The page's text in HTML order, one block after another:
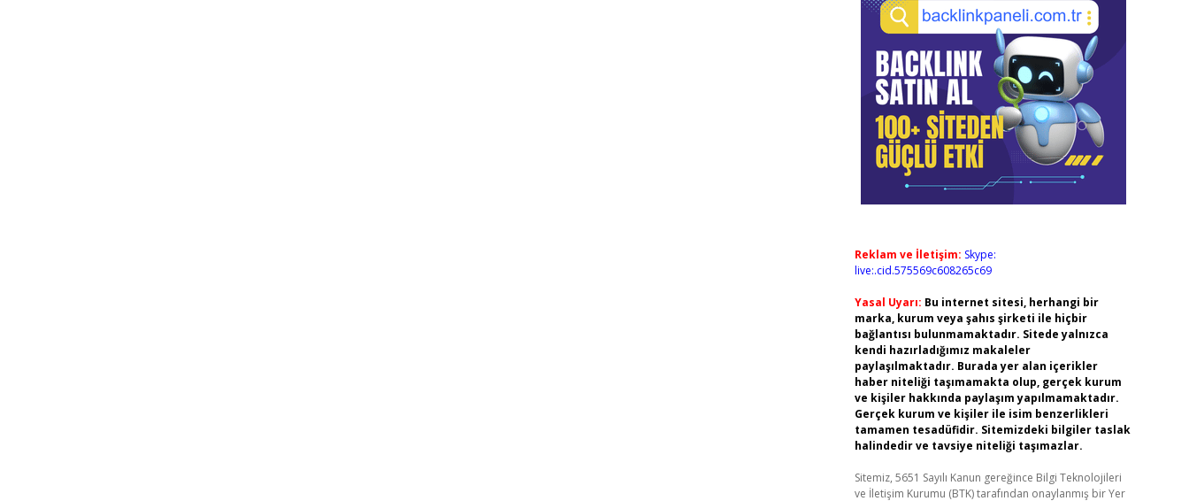
Reklam ve İletişim: Skype:
live:.cid.575569c608265c69
Yasal Uyarı: Bu internet sitesi, herhangi bir
marka, kurum veya şahıs şirketi ile hiçbir
bağlantısı bulunmamaktadır. Sitede yalnızca
kendi hazırladığımız makaleler
paylaşılmaktadır. Burada yer alan içerikler
haber niteliği taşımamakta olup, gerçek kurum
ve kişiler hakkında paylaşım yapılmamaktadır.
Gerçek kurum ve kişiler ile isim benzerlikleri
tamamen tesadüfidir. Sitemizdeki bilgiler taslak
halindedir ve tavsiye niteliği taşımazlar.
Sitemiz, 5651 Sayılı Kanun gereğince Bilgi Teknolojileri
ve İletişim Kurumu (BTK) tarafından onaylanmış bir Yer